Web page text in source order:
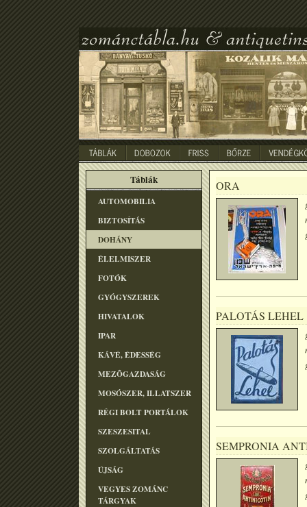
Táblák
AUTOMOBILIA
BIZTOSÍTÁS
DOHÁNY
ÉLELMISZER
FOTÓK
GYÓGYSZEREK
HIVATALOK
IPAR
KÁVÉ, ÉDESSÉG
MEZÕGAZDASÁG
MOSÓSZER, ILLATSZER
RÉGI BOLT PORTÁLOK
SZESZESITAL
SZOLGÁLTATÁS
ÚJSÁG
VEGYES ZOMÁNC
TÁRGYAK
ORA
PALOTÁS LEHEL
SEMPRONIA